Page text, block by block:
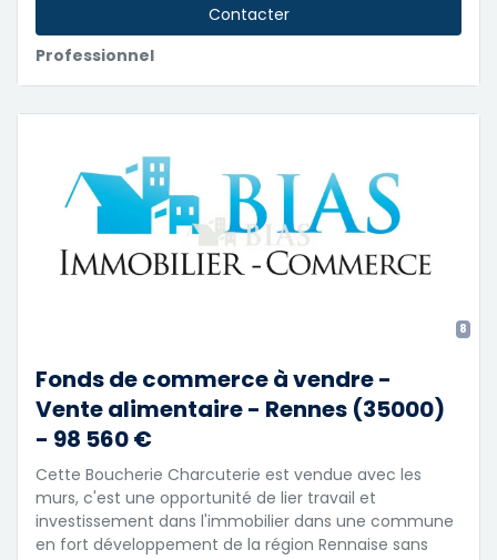
Professionnel
Contacter
8
Fonds de commerce à vendre -
Vente alimentaire - Rennes (35000)
- 98 560 €
Cette Boucherie Charcuterie est vendue avec les
murs, c'est une opportunité de lier travail et
investissement dans l'immobilier dans une commune
en fort développement de la région Rennaise sans